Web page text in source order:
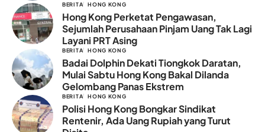
BERITA HONG KONG
Hong Kong Perketat Pengawasan,
Sejumlah Perusahaan Pinjam Uang Tak Lagi
Layani PRT Asing
BERITA HONG KONG
Badai Dolphin Dekati Tiongkok Daratan,
Mulai Sabtu Hong Kong Bakal Dilanda
Gelombang Panas Ekstrem
BERITA HONG KONG
Polisi Hong Kong Bongkar Sindikat
Rentenir, Ada Uang Rupiah yang Turut